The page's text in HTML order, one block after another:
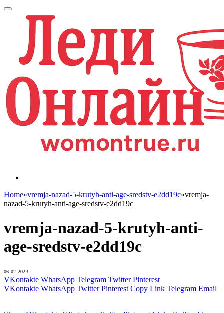
Home»vremja-nazad-5-krutyh-anti-age-sredstv-e2dd19c»vremja-
nazad-5-krutyh-anti-age-sredstv-e2dd19c
vremja-nazad-5-krutyh-anti-
age-sredstv-e2dd19c
06.02.2023
VKontakte WhatsApp Telegram Twitter Pinterest
VKontakte WhatsApp Twitter Pinterest Copy Link Telegram Email